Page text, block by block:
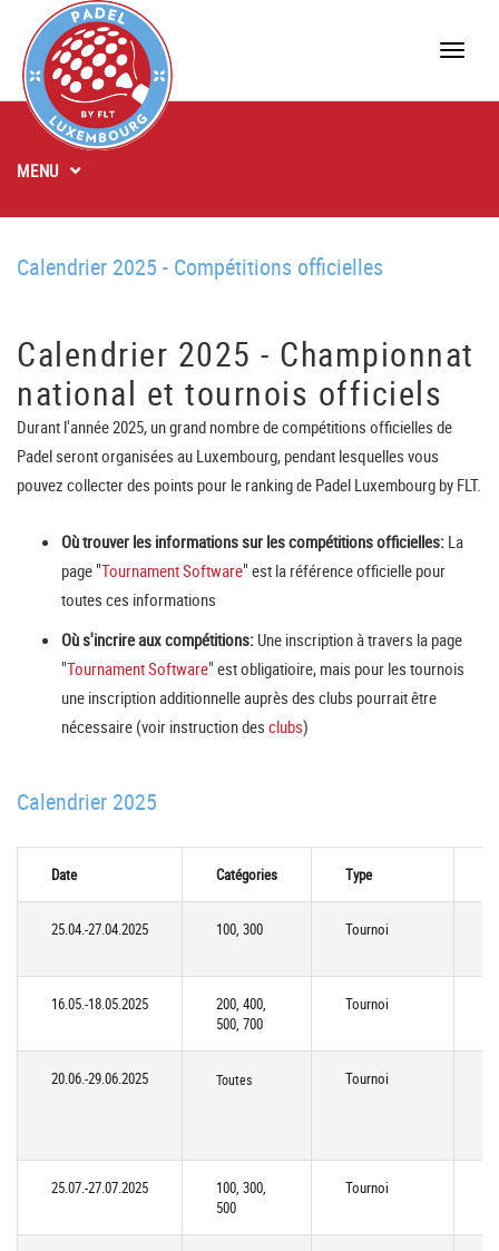
Toggle
MENU
Calendrier 2025 - Compétitions officielles
Calendrier 2025 - Championnat
national et tournois officiels
Durant l'année 2025, un grand nombre de compétitions officielles de
Padel seront organisées au Luxembourg, pendant lesquelles vous
pouvez collecter des points pour le ranking de Padel Luxembourg by FLT.
Où trouver les informations sur les compétitions officielles: La
page "Tournament Software" est la référence officielle pour
toutes ces informations
Où s'incrire aux compétitions: Une inscription à travers la page
"Tournament Software" est obligatioire, mais pour les tournois
une inscription additionnelle auprès des clubs pourrait être
nécessaire (voir instruction des clubs)
Calendrier 2025
Date Catégories Type
25.04.-27.04.2025 100, 300 Tournoi
16.05.-18.05.2025
200, 400,
500, 700
Tournoi
20.06.-29.06.2025 Toutes Tournoi
25.07.-27.07.2025
100, 300,
500
Tournoi